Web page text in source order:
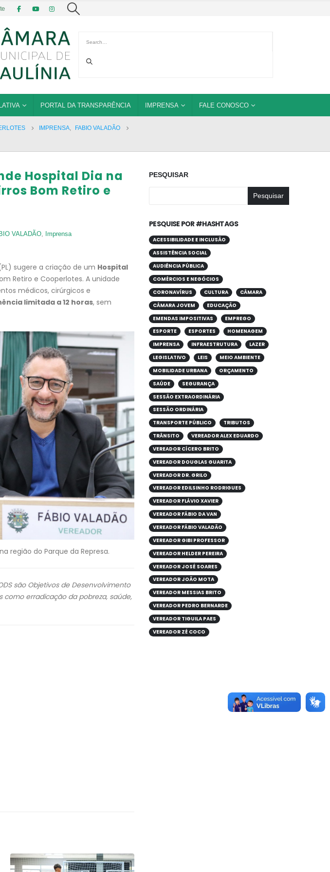
PORTAL DA TRANSPARÊNCIA IMPRENSA FALE CONOSCO
IMPRENSA,
FABIO VALADÃO
Hospital Dia na
Bom Retiro e
VALADÃO,
Imprensa
sugere a criação de um Hospital
Retiro e Cooperlotes. A unidade
médicos, cirúrgicos e
limitada a 12 horas, sem
região do Parque da Represa.
são Objetivos de Desenvolvimento
erradicação da pobreza, saúde,
PESQUISAR
Pesquisar
PESQUISE POR #HASHTAGS
ACESSIBILIDADE E INCLUSÃO
ASSISTÊNCIA SOCIAL
AUDIÊNCIA PÚBLICA
COMÉRCIOS E NEGÓCIOS
CORONAVÍRUS
CULTURA
CÂMARA
CÂMARA JOVEM
EDUCAÇÃO
EMENDAS IMPOSITIVAS
EMPREGO
ESPORTE
ESPORTES
HOMENAGEM
IMPRENSA
INFRAESTRUTURA
LAZER
LEGISLATIVO
LEIS
MEIO AMBIENTE
MOBILIDADE URBANA
ORÇAMENTO
SAÚDE
SEGURANÇA
SESSÃO EXTRAORDINÁRIA
SESSÃO ORDINÁRIA
TRANSPORTE PÚBLICO
TRIBUTOS
TRÂNSITO
VEREADOR ALEX EDUARDO
VEREADOR CÍCERO BRITO
VEREADOR DOUGLAS GUARITA
VEREADOR DR. GRILO
VEREADOR EDILSINHO RODRIGUES
VEREADOR FLÁVIO XAVIER
VEREADOR FÁBIO DA VAN
VEREADOR FÁBIO VALADÃO
VEREADOR GIBI PROFESSOR
VEREADOR HELDER PEREIRA
VEREADOR JOSÉ SOARES
VEREADOR JOÃO MOTA
VEREADOR MESSIAS BRITO
VEREADOR PEDRO BERNARDE
VEREADOR TIGUILA PAES
VEREADOR ZÉ COCO